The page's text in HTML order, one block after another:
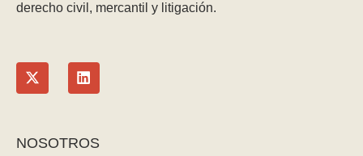
derecho civil, mercantil y litigación.
NOSOTROS